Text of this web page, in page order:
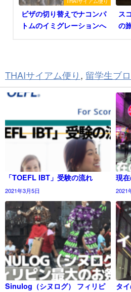
ビザの切り替えでナコンパ
トムのイミグレーションへ
ス
の
THAIサイアム便り, 留学生ブ
「TOEFL IBT」受験の流れ
2021年3月5日
現
2021
Sinulog（シヌログ） フィリピ
タ